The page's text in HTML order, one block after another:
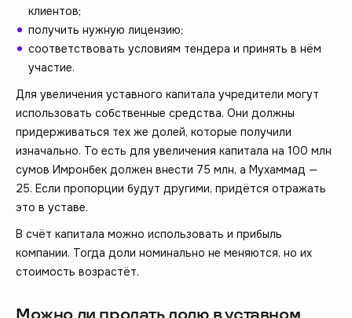
клиентов;
получить нужную лицензию;
соответствовать условиям тендера и принять в нём
участие.
Для увеличения уставного капитала учредители могут
использовать собственные средства. Они должны
придерживаться тех же долей, которые получили
изначально. То есть для увеличения капитала на 100 млн
сумов Имронбек должен внести 75 млн, а Мухаммад —
25. Если пропорции будут другими, придётся отражать
это в уставе.
В счёт капитала можно использовать и прибыль
компании. Тогда доли номинально не меняются, но их
стоимость возрастёт.